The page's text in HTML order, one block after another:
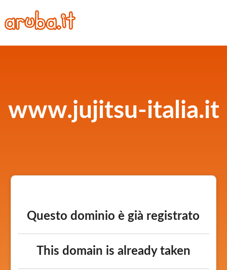
www.jujitsu-italia.it
Questo dominio è già registrato
This domain is already taken